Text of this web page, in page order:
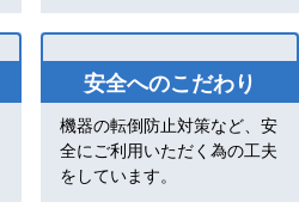
安全へのこだわり
機器の転倒防止対策など、安
全にご利用いただく為の工夫
をしています。